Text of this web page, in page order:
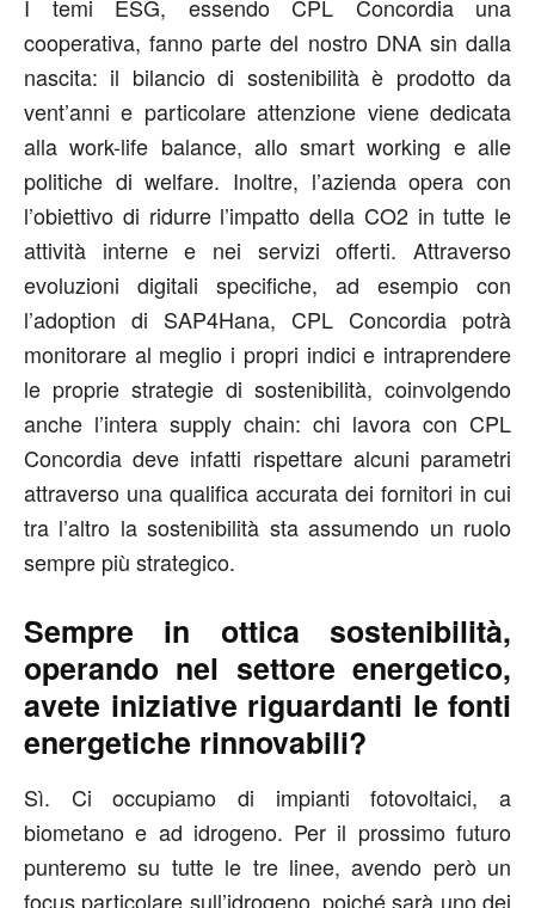
I temi ESG, essendo CPL Concordia una
cooperativa, fanno parte del nostro DNA sin dalla
nascita: il bilancio di sostenibilità è prodotto da
vent’anni e particolare attenzione viene dedicata
alla work-life balance, allo smart working e alle
politiche di welfare. Inoltre, l’azienda opera con
l’obiettivo di ridurre l’impatto della CO2 in tutte le
attività interne e nei servizi offerti. Attraverso
evoluzioni digitali specifiche, ad esempio con
l’adoption di SAP4Hana, CPL Concordia potrà
monitorare al meglio i propri indici e intraprendere
le proprie strategie di sostenibilità, coinvolgendo
anche l’intera supply chain: chi lavora con CPL
Concordia deve infatti rispettare alcuni parametri
attraverso una qualifica accurata dei fornitori in cui
tra l’altro la sostenibilità sta assumendo un ruolo
sempre più strategico.
Sempre in ottica sostenibilità,
operando nel settore energetico,
avete iniziative riguardanti le fonti
energetiche rinnovabili?
Sì. Ci occupiamo di impianti fotovoltaici, a
biometano e ad idrogeno. Per il prossimo futuro
punteremo su tutte le tre linee, avendo però un
focus particolare sull’idrogeno, poiché sarà uno dei